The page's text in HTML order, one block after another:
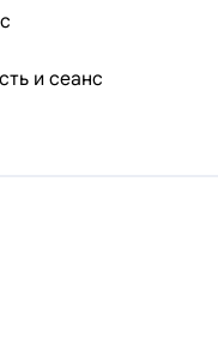
и сеанс